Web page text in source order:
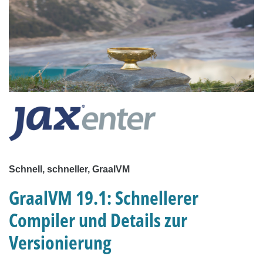
Schnell, schneller, GraalVM
GraalVM 19.1: Schnellerer
Compiler und Details zur
Versionierung